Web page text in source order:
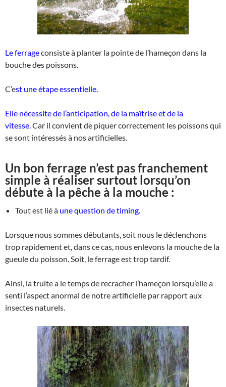
Le ferrageconsiste à planter la pointe de l’hameçon dans la
bouche des poissons.
C’est une étape essentielle.
Elle nécessite de l’anticipation, de la maîtrise et de la
vitesse.Car il convient de piquer correctement les poissons qui
se sont intéressés à nos artificielles.
Un bon ferrage n’est pas franchement
simple à réaliser surtout lorsqu’on
débute à la pêche à la mouche :
Tout est lié à une question de timing.
Lorsque nous sommes débutants, soit nous le déclenchons
trop rapidement et, dans ce cas, nous enlevons la mouche de la
gueule du poisson. Soit, le ferrage est trop tardif.
Ainsi, la truite a le temps de recracher l’hameçon lorsqu’elle a
senti l’aspect anormal de notre artificielle par rapport aux
insectes naturels.